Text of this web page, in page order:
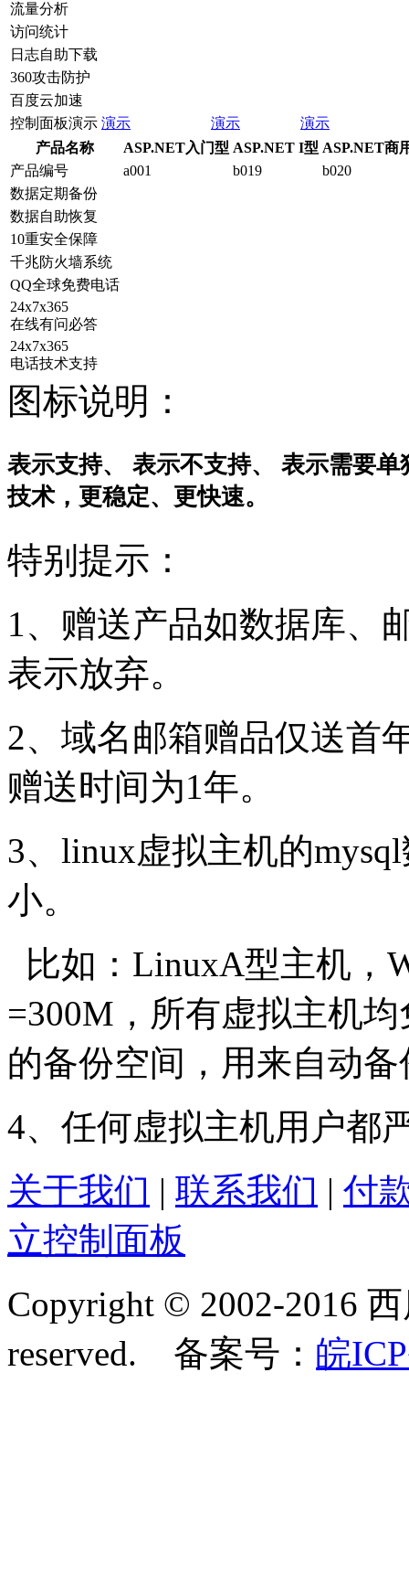
流量分析
访问统计
日志自助下载
360攻击防护
百度云加速
控制面板演示 演示 演示
演示
产品名称
ASP.NET入门型 ASP.NET I型 ASP.NET商
产品编号
a001 b019
b020
数据定期备份
数据自助恢复
10重安全保障
千兆防火墙系统
QQ全球免费电话
24x7x365
在线有问必答
24x7x365
电话技术支持
图标说明：
表示支持、 表示不支持、 表示需要单
技术，更稳定、更快速。
特别提示：
1、赠送产品如数据库、
表示放弃。
2、域名邮箱赠品仅送首
赠送时间为1年。
3、linux虚拟主机的
小。
比如：LinuxA型主机，
=300M，所有虚拟主机
的备份空间，用来自动
4、任何虚拟主机用户都
关于我们 | 联系我们 | 付
立控制面板
Copyright © 2002-2016
reserved. 备案号： 皖